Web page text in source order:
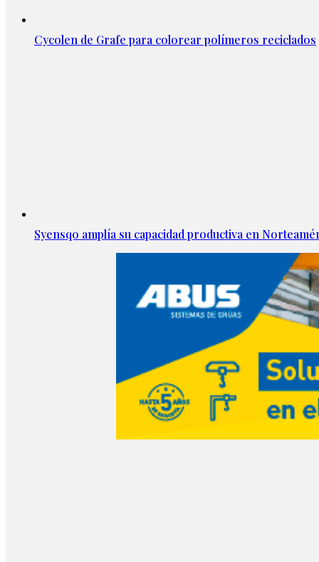
Cycolen de Grafe para colorear polímeros reciclados
Syensqo amplía su capacidad productiva en